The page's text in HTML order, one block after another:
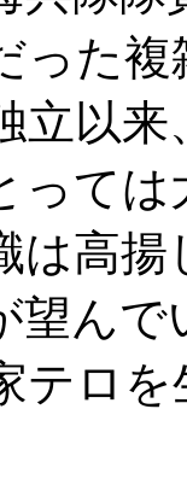
った
以来
って
は高
望ん
テロ